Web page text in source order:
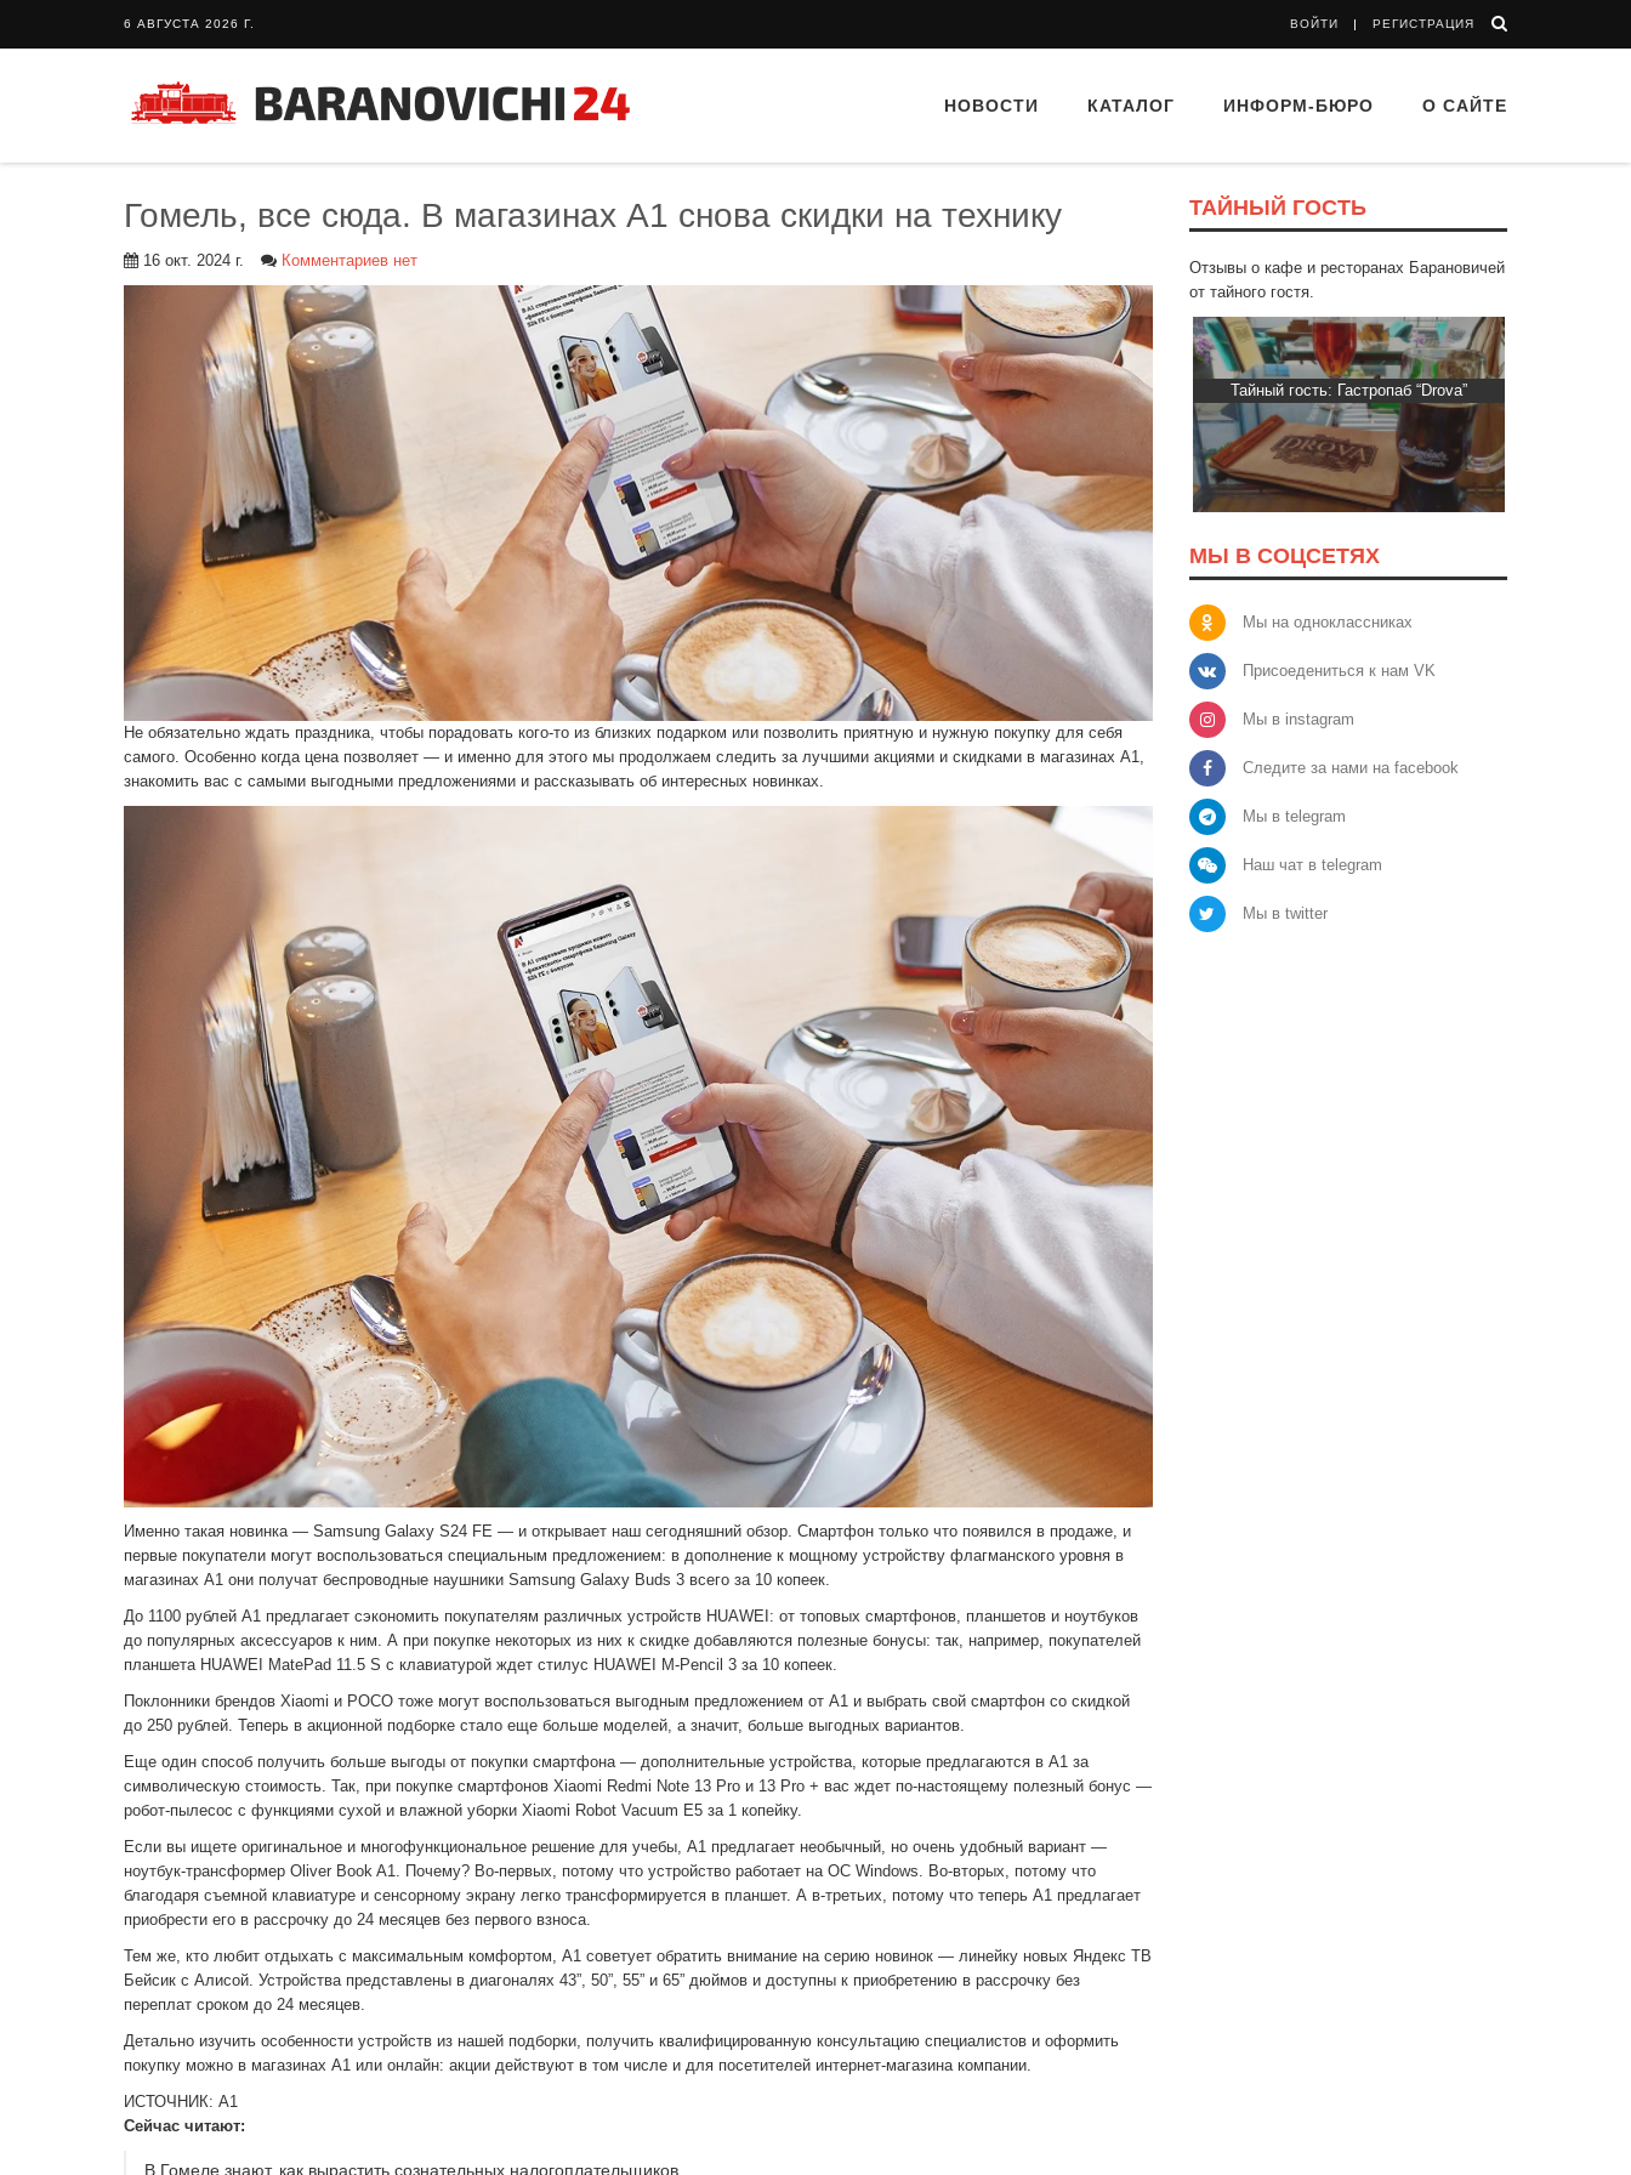
6 АВГУСТА 2026 Г. ВОЙТИ РЕГИСТРАЦИЯ
НОВОСТИ КАТАЛОГ ИНФОРМ-БЮРО О САЙТЕ
Гомель, все сюда. В магазинах А1 снова скидки на технику
16 окт. 2024 г. Комментариев нет
Не обязательно ждать праздника, чтобы порадовать кого-то из близких подарком или позволить приятную и нужную покупку для себя
самого. Особенно когда цена позволяет — и именно для этого мы продолжаем следить за лучшими акциями и скидками в магазинах А1,
знакомить вас с самыми выгодными предложениями и рассказывать об интересных новинках.
Именно такая новинка — Samsung Galaxy S24 FE — и открывает наш сегодняшний обзор. Смартфон только что появился в продаже, и
первые покупатели могут воспользоваться специальным предложением: в дополнение к мощному устройству флагманского уровня в
магазинах А1 они получат беспроводные наушники Samsung Galaxy Buds 3 всего за 10 копеек.
До 1100 рублей А1 предлагает сэкономить покупателям различных устройств HUAWEI: от топовых смартфонов, планшетов и ноутбуков
до популярных аксессуаров к ним. А при покупке некоторых из них к скидке добавляются полезные бонусы: так, например, покупателей
планшета HUAWEI MatePad 11.5 S с клавиатурой ждет стилус HUAWEI M-Pencil 3 за 10 копеек.
Поклонники брендов Xiaomi и POCO тоже могут воспользоваться выгодным предложением от А1 и выбрать свой смартфон со скидкой
до 250 рублей. Теперь в акционной подборке стало еще больше моделей, а значит, больше выгодных вариантов.
Еще один способ получить больше выгоды от покупки смартфона — дополнительные устройства, которые предлагаются в А1 за
символическую стоимость. Так, при покупке смартфонов Xiaomi Redmi Note 13 Pro и 13 Pro + вас ждет по-настоящему полезный бонус —
робот-пылесос с функциями сухой и влажной уборки Xiaomi Robot Vacuum E5 за 1 копейку.
Если вы ищете оригинальное и многофункциональное решение для учебы, А1 предлагает необычный, но очень удобный вариант —
ноутбук-трансформер Oliver Book A1. Почему? Во-первых, потому что устройство работает на ОС Windows. Во-вторых, потому что
благодаря съемной клавиатуре и сенсорному экрану легко трансформируется в планшет. А в-третьих, потому что теперь А1 предлагает
приобрести его в рассрочку до 24 месяцев без первого взноса.
Тем же, кто любит отдыхать с максимальным комфортом, А1 советует обратить внимание на серию новинок — линейку новых Яндекс ТВ
Бейсик с Алисой. Устройства представлены в диагоналях 43”, 50”, 55” и 65” дюймов и доступны к приобретению в рассрочку без
переплат сроком до 24 месяцев.
Детально изучить особенности устройств из нашей подборки, получить квалифицированную консультацию специалистов и оформить
покупку можно в магазинах А1 или онлайн: акции действуют в том числе и для посетителей интернет-магазина компании.
ИСТОЧНИК: А1
Сейчас читают:
В Гомеле знают, как вырастить сознательных налогоплательщиков
ТАЙНЫЙ ГОСТЬ
Отзывы о кафе и ресторанах Барановичей
от тайного гостя.
Тайный гость: ресторан «Пиросмани» Тайный гость: Гастропаб “Drova”
МЫ В СОЦСЕТЯХ
Мы на одноклассниках
Присоедениться к нам VK
Мы в instagram
Следите за нами на facebook
Мы в telegram
Наш чат в telegram
Мы в twitter